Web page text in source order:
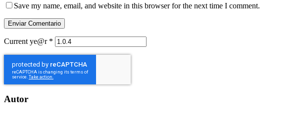
Save my name, email, and website in this browser for the next time I comment.
Current ye@r *
Autor